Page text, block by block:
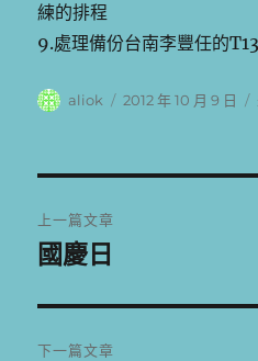
練的排程
9.處理備份台南李豐任的
作
aliok
發
2012 年 10 月 9 日
章
覽
上一篇文章
上
篇
文
國慶日
下一篇文章